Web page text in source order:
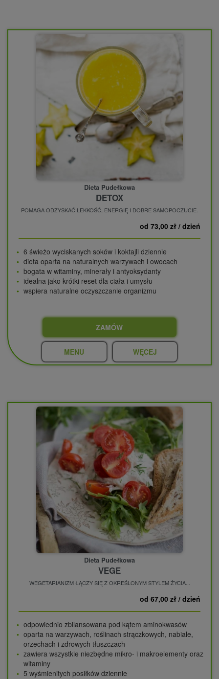
Dieta Pudełkowa
DETOX
POMAGA ODZYSKAĆ LEKKOŚĆ, ENERGIĘ I DOBRE SAMOPOCZUCIE.
od 73,00 zł / dzień
6 świeżo wyciskanych soków i koktajli dziennie
dieta oparta na naturalnych warzywach i owocach
bogata w witaminy, minerały i antyoksydanty
idealna jako krótki reset dla ciała i umysłu
wspiera naturalne oczyszczanie organizmu
ZAMÓW
MENU WĘCEJ
Dieta Pudełkowa
VEGE
WEGETARIANIZM ŁĄCZY SIĘ Z OKREŚLONYM STYLEM ŻYCIA...
od 67,00 zł / dzień
odpowiednio zbilansowana pod kątem aminokwasów
oparta na warzywach, roślinach strączkowych, nabiale,
orzechach i zdrowych tłuszczach
zawiera wszystkie niezbędne mikro- i makroelementy oraz
witaminy
5 wyśmienitych posiłków dziennie